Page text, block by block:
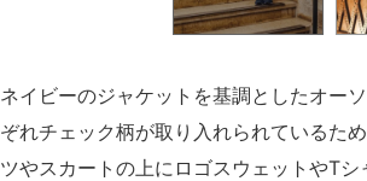
ネイビーのジャケットを基調としたオー
ぞれチェック柄が取り入れられているた
ツやスカートの上にロゴスウェットやT